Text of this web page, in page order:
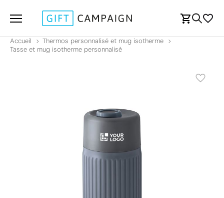
Accueil
Thermos personnalisé et mug isotherme
Tasse et mug isotherme personnalisé